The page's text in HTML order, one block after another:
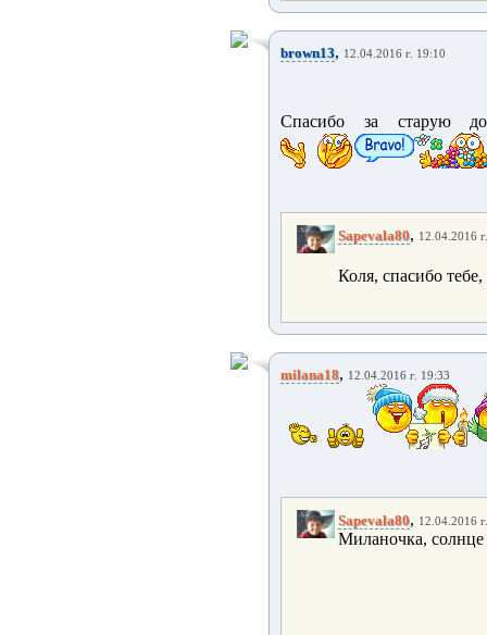
brown13, 12.04.2016 г. 19:10
Спасибо за старую
Sapevala80, 12.04.2016
Коля, спасибо
milana18, 12.04.2016 г. 19:33
Sapevala80, 12.04.2016
Миланочка,